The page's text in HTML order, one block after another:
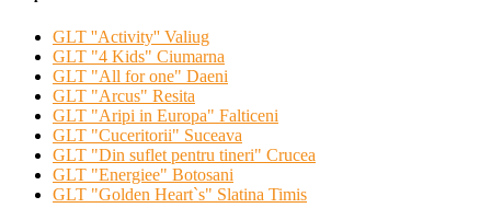
GLT ''Activity'' Valiug
GLT "4 Kids" Ciumarna
GLT "All for one" Daeni
GLT "Arcus" Resita
GLT "Aripi in Europa" Falticeni
GLT "Cuceritorii" Suceava
GLT "Din suflet pentru tineri" Crucea
GLT "Energiee" Botosani
GLT "Golden Heart`s" Slatina Timis